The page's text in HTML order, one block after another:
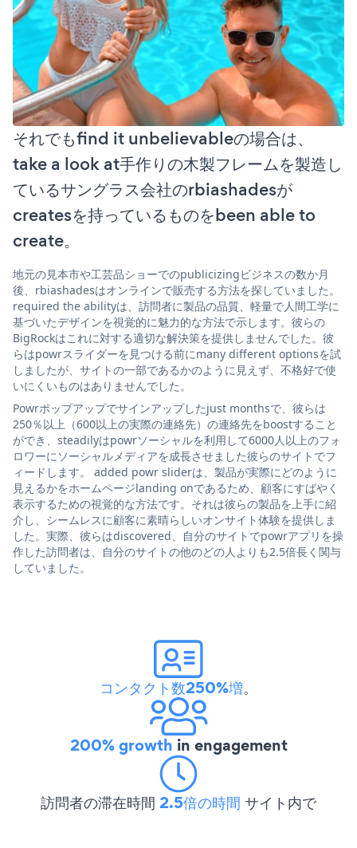
それでもfind it unbelievableの場合は、
take a look at手作りの木製フレームを製造し
ているサングラス会社のrbiashadesが
createsを持っているものをbeen able to
create。
地元の見本市や工芸品ショーでのpublicizingビジネスの数か月
後、rbiashadesはオンラインで販売する方法を探していました。
required the abilityは、訪問者に製品の品質、軽量で人間工学に
基づいたデザインを視覚的に魅力的な方法で示します。彼らの
BigRockはこれに対する適切な解決策を提供しませんでした。彼
らはpowrスライダーを見つける前にmany different optionsを試
しましたが、サイトの一部であるかのように見えず、不格好で使
いにくいものはありませんでした。
Powrポップアップでサインアップしたjust monthsで、彼らは
250％以上（600以上の実際の連絡先）の連絡先をboostすること
ができ、steadilyはpowrソーシャルを利用して6000人以上のフォ
ロワーにソーシャルメディアを成長させました彼らのサイトでフ
ィードします。 added powr sliderは、製品が実際にどのように
見えるかをホームページlanding onであるため、顧客にすばやく
表示するための視覚的な方法です。それは彼らの製品を上手に紹
介し、シームレスに顧客に素晴らしいオンサイト体験を提供しま
した。実際、彼らはdiscovered、自分のサイトでpowrアプリを操
作した訪問者は、自分のサイトの他のどの人よりも2.5倍長く関与
していました。
コンタクト数250%増。
200% growth in engagement
訪問者の滞在時間 2.5倍の時間 サイト内で